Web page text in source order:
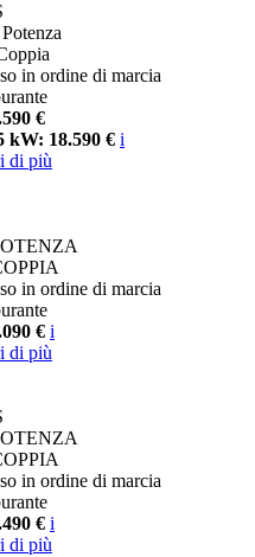
Potenza
in ordine di marcia
€
kW: 18.590 € i
di più
in ordine di marcia
€ i
di più
in ordine di marcia
€ i
di più